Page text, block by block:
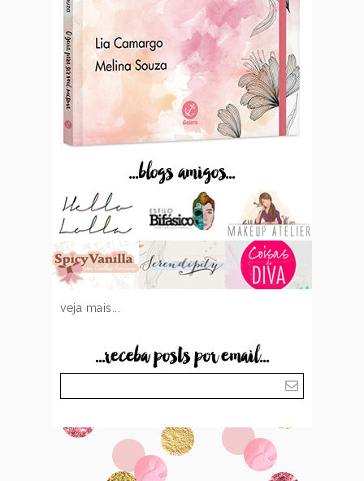
...blogs amigos...
veja mais...
...receba posts por email...